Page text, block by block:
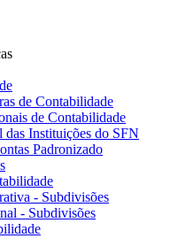
de Contabilidade
de Contabilidade
Instituições do SFN
Padronizado
- Subdivisões
- Subdivisões